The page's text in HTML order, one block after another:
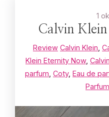
1
Calvin
Review Calvin Klein,
Klein Eternity Now,
parfum, Coty, Eau de
Parfum